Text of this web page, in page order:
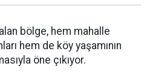
bölge, hem mahalle
hem de köy yaşamının
öne çıkıyor.